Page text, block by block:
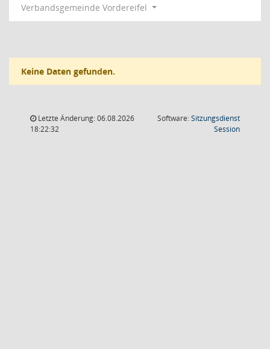
Verbandsgemeinde Vordereifel
Keine Daten gefunden.
Letzte Änderung: 06.08.2026
18:22:32
Software:Sitzungsdienst
Session(Wird in